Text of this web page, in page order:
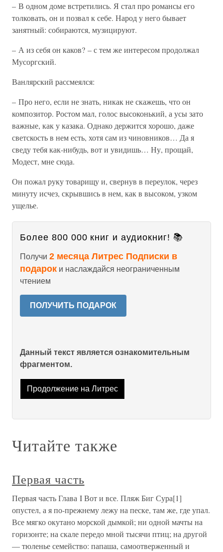
– В одном доме встретились. Я стал про романсы его
толковать, он и позвал к себе. Народ у него бывает
занятный: собираются, музицируют.
– А из себя он каков? – с тем же интересом продолжал
Мусоргский.
Ванлярский рассмеялся:
– Про него, если не знать, никак не скажешь, что он
композитор. Ростом мал, голос высоконький, а усы зато
важные, как у казака. Однако держится хорошо, даже
светскость в нем есть, хотя сам из чиновников… Да я
сведу тебя как-нибудь, вот и увидишь… Ну, прощай,
Модест, мне сюда.
Он пожал руку товарищу и, свернув в переулок, через
минуту исчез, скрывшись в нем, как в высоком, узком
ущелье.
Более 800 000 книг и аудиокниг! 📚
Получи 2 месяца Литрес Подписки в
подарок и наслаждайся неограниченным
чтением
ПОЛУЧИТЬ ПОДАРОК
Данный текст является ознакомительным
фрагментом.
Продолжение на Литрес
Читайте также
Первая часть
Первая часть Глава I Вот и все. Пляж Биг Сура[1]
опустел, а я по-прежнему лежу на песке, там же, где упал.
Все мягко окутано морской дымкой; ни одной мачты на
горизонте; на скале передо мной тысячи птиц; на другой
— тюленье семейство: папаша, самоотверженный и